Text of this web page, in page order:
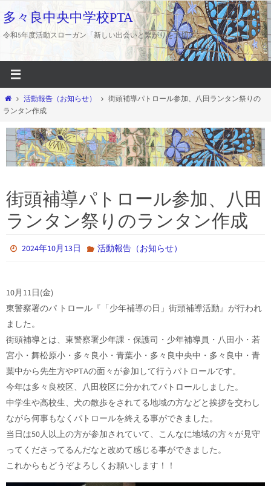
ン
テ
へ
ス
キ
ッ
プ
多々良中央中学校PTA
令和5年度活動スローガン「新しい出会いと繋がりを大切に」
ホ
ー
活動報告（お知らせ）
街頭補導パトロール参加、八田ランタン祭りの
ランタン作成
街頭補導パトロール参加、八田
ランタン祭りのランタン作成
2024年10月13日 活動報告（お知らせ）
10月11日(金)
東警察署のパ トロール『「少年補導の日」街頭補導活動』が行われ
ました。
街頭補導とは、東警察署少年課・保護司・少年補導員・八田小・若
宮小・舞松原小・多々良小・青葉小・多々良中央中・多々良中・青
葉中から先生方やPTAの面々が参加して行うパトロールです。
今年は多々良校区、八田校区に分かれてパトロールしました。
中学生や高校生、犬の散歩をされてる地域の方などと挨拶を交わし
ながら何事もなくパトロールを終える事ができました。
当日は50人以上の方が参加されていて、こんなに地域の方々が見守
ってくださってるんだなと改めて感じる事ができました。
これからもどうぞよろしくお願いします！！